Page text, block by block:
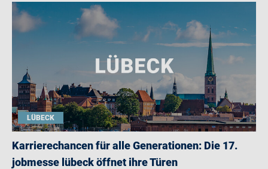
LÜBECK
Karrierechancen für alle Generationen: Die 17.
jobmesse lübeck öffnet ihre Türen